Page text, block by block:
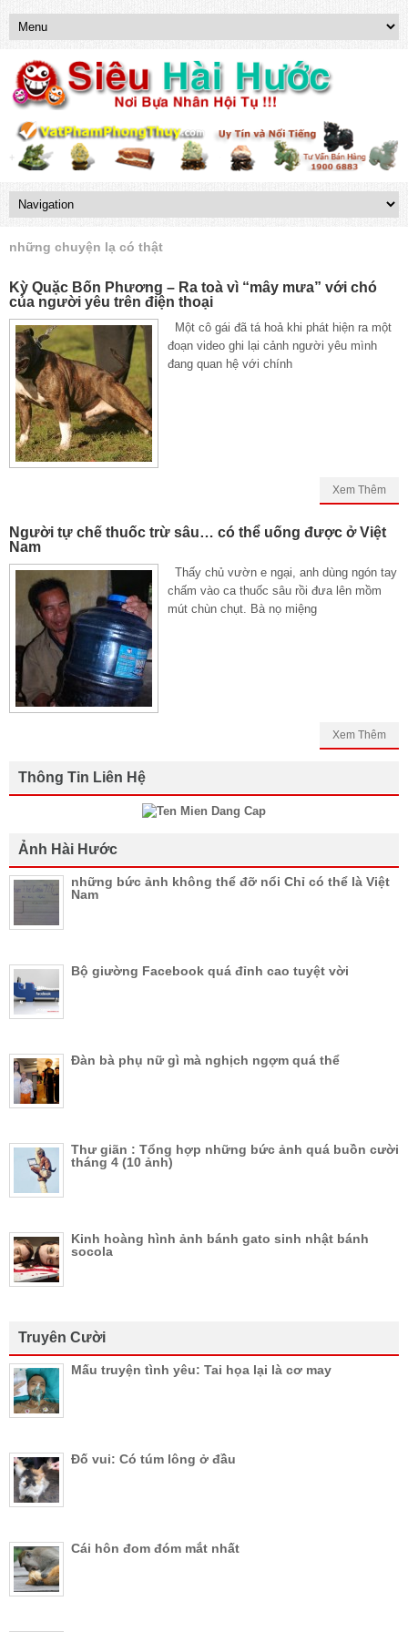
những chuyện lạ có thật
Kỳ Quặc Bốn Phương – Ra toà vì “mây mưa” với chó
của người yêu trên điện thoại
Một cô gái đã tá hoả khi phát hiện ra một
đoạn video ghi lại cảnh người yêu mình
đang quan hệ với chính
Xem Thêm
Người tự chế thuốc trừ sâu… có thể uống được ở Việt
Nam
Thấy chủ vườn e ngại, anh dùng ngón tay
chấm vào ca thuốc sâu rồi đưa lên mồm
mút chùn chụt. Bà nọ miệng
Xem Thêm
Thông Tin Liên Hệ
Ảnh Hài Hước
những bức ảnh không thể đỡ nổi Chỉ có thể là Việt
Nam
Bộ giường Facebook quá đỉnh cao tuyệt vời
Đàn bà phụ nữ gì mà nghịch ngợm quá thể
Thư giãn : Tổng hợp những bức ảnh quá buồn cười
tháng 4 (10 ảnh)
Kinh hoàng hình ảnh bánh gato sinh nhật bánh
socola
Truyên Cười
Mấu truyện tình yêu: Tai họa lại là cơ may
Đố vui: Có túm lông ở đầu
Cái hôn đom đóm mắt nhất